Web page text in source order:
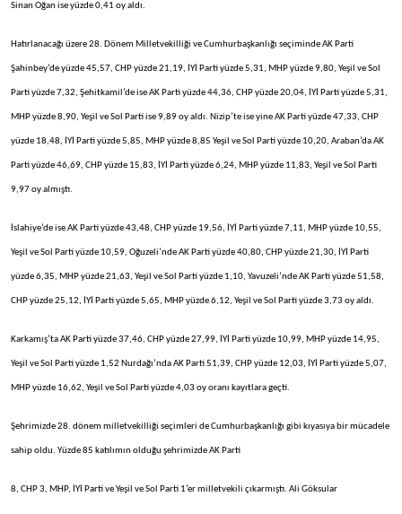
Sinan Oğan ise yüzde 0,41 oy aldı.
Hatırlanacağı üzere 28. Dönem Milletvekilliği ve Cumhurbaşkanlığı seçiminde AK Parti
Şahinbey’de yüzde 45,57, CHP yüzde 21,19, İYİ Parti yüzde 5,31, MHP yüzde 9,80, Yeşil ve Sol
Parti yüzde 7,32, Şehitkamil’de ise AK Parti yüzde 44,36, CHP yüzde 20,04, İYİ Parti yüzde 5,31,
MHP yüzde 8,90, Yeşil ve Sol Parti ise 9,89 oy aldı. Nizip’te ise yine AK Parti yüzde 47,33, CHP
yüzde 18,48, İYİ Parti yüzde 5,85, MHP yüzde 8,85 Yeşil ve Sol Parti yüzde 10,20, Araban’da AK
Parti yüzde 46,69, CHP yüzde 15,83, İYİ Parti yüzde 6,24, MHP yüzde 11,83, Yeşil ve Sol Parti
9,97 oy almıştı.
İslahiye’de ise AK Parti yüzde 43,48, CHP yüzde 19,56, İYİ Parti yüzde 7,11, MHP yüzde 10,55,
Yeşil ve Sol Parti yüzde 10,59, Oğuzeli’nde AK Parti yüzde 40,80, CHP yüzde 21,30, İYİ Parti
yüzde 6,35, MHP yüzde 21,63, Yeşil ve Sol Parti yüzde 1,10, Yavuzeli’nde AK Parti yüzde 51,58,
CHP yüzde 25,12, İYİ Parti yüzde 5,65, MHP yüzde 6,12, Yeşil ve Sol Parti yüzde 3,73 oy aldı.
Karkamış’ta AK Parti yüzde 37,46, CHP yüzde 27,99, İYİ Parti yüzde 10,99, MHP yüzde 14,95,
Yeşil ve Sol Parti yüzde 1,52 Nurdağı’nda AK Parti 51,39, CHP yüzde 12,03, İYİ Parti yüzde 5,07,
MHP yüzde 16,62, Yeşil ve Sol Parti yüzde 4,03 oy oranı kayıtlara geçti.
Şehrimizde 28. dönem milletvekilliği seçimleri de Cumhurbaşkanlığı gibi kıyasıya bir mücadele
sahip oldu. Yüzde 85 katılımın olduğu şehrimizde AK Parti
8, CHP 3, MHP, İYİ Parti ve Yeşil ve Sol Parti 1’er milletvekili çıkarmıştı. Ali Göksular